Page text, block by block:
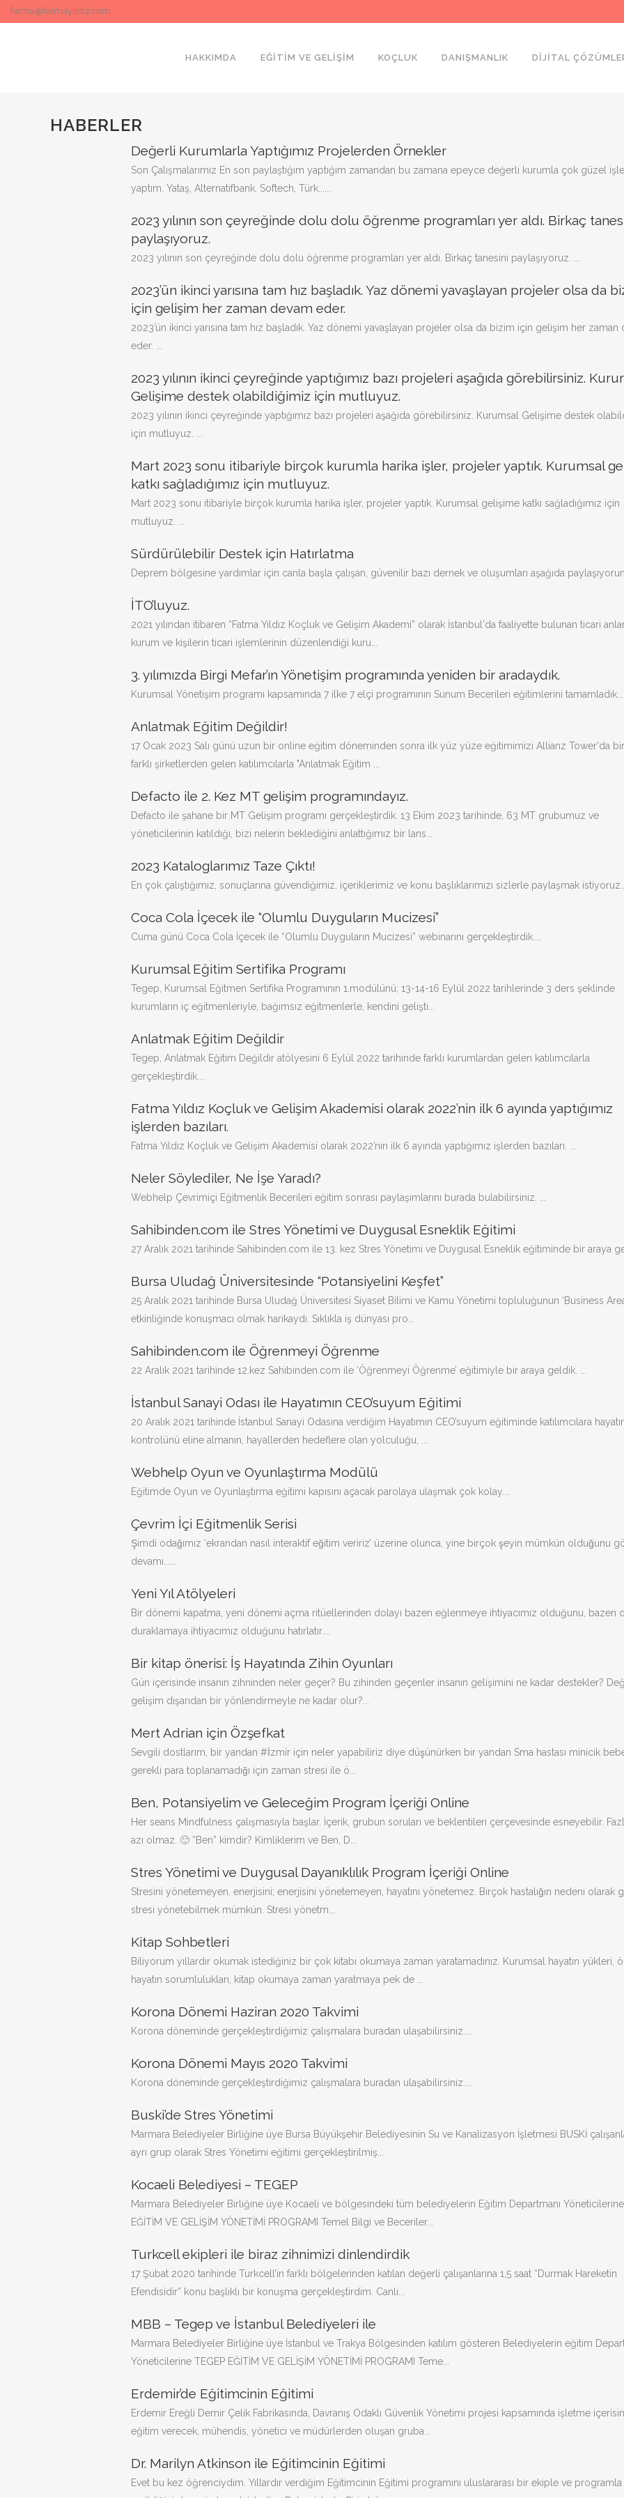
fatma@fatmayildiz.com
HAKKIMDA EĞITIM VE GELIŞIM KOÇLUK DANIŞMANLIK DIJITAL
HABERLER
Değerli Kurumlarla Yaptığımız Projelerden Örnekler
Son Çalışmalarımız En son paylaştığım yaptığım zamandan bu zamana epeyce değerli kurumla çok güzel
yaptım. Yataş, Alternatifbank, Softech, Türk......
2023 yılının son çeyreğinde dolu dolu öğrenme programları yer aldı. Birkaç
paylaşıyoruz.
2023 yılının son çeyreğinde dolu dolu öğrenme programları yer aldı. Birkaç tanesini paylaşıyoruz. ...
2023’ün ikinci yarısına tam hız başladık. Yaz dönemi yavaşlayan projeler olsa da
için gelişim her zaman devam eder.
2023’ün ikinci yarısına tam hız başladık. Yaz dönemi yavaşlayan projeler olsa da bizim için gelişim her zaman
eder. ...
2023 yılının ikinci çeyreğinde yaptığımız bazı projeleri aşağıda görebilirsiniz.
Gelişime destek olabildiğimiz için mutluyuz.
2023 yılının ikinci çeyreğinde yaptığımız bazı projeleri aşağıda görebilirsiniz. Kurumsal Gelişime destek
için mutluyuz. ...
Mart 2023 sonu itibariyle birçok kurumla harika işler, projeler yaptık. Kurumsal
katkı sağladığımız için mutluyuz.
Mart 2023 sonu itibariyle birçok kurumla harika işler, projeler yaptık. Kurumsal gelişime katkı sağladığımız için
mutluyuz. ...
Sürdürülebilir Destek için Hatırlatma
Deprem bölgesine yardımlar için canla başla çalışan, güvenilir bazı dernek ve oluşumları aşağıda
İTO’luyuz.
2021 yılından itibaren “Fatma Yıldız Koçluk ve Gelişim Akademi” olarak İstanbul'da faaliyette bulunan ticari
kurum ve kişilerin ticari işlemlerinin düzenlendiği kuru...
3. yılımızda Birgi Mefar’ın Yönetişim programında yeniden bir aradaydık.
Kurumsal Yönetişim programı kapsamında 7 ilke 7 elçi programının Sunum Becerileri eğitimlerini tamamladık....
Anlatmak Eğitim Değildir!
17 Ocak 2023 Salı günü uzun bir online eğitim döneminden sonra ilk yüz yüze eğitimimizi Allianz Tower'da
farklı şirketlerden gelen katılımcılarla "Anlatmak Eğitim ...
Defacto ile 2. Kez MT gelişim programındayız.
Defacto ile şahane bir MT Gelişim programı gerçekleştirdik. 13 Ekim 2023 tarihinde, 63 MT grubumuz ve
yöneticilerinin katıldığı, bizi nelerin beklediğini anlattığımız bir lans...
2023 Kataloglarımız Taze Çıktı!
En çok çalıştığımız, sonuçlarına güvendiğimiz, içeriklerimiz ve konu başlıklarımızı sizlerle paylaşmak istiyoruz....
Coca Cola İçecek ile “Olumlu Duyguların Mucizesi”
Cuma günü Coca Cola İçecek ile “Olumlu Duyguların Mucizesi” webinarını gerçekleştirdik....
Kurumsal Eğitim Sertifika Programı
Tegep, Kurumsal Eğitmen Sertifika Programının 1.modülünü; 13-14-16 Eylül 2022 tarihlerinde 3 ders şeklinde
kurumların iç eğitmenleriyle, bağımsız eğitmenlerle, kendini gelişti...
Anlatmak Eğitim Değildir
Tegep, Anlatmak Eğitim Değildir atölyesini 6 Eylül 2022 tarihinde farklı kurumlardan gelen katılımcılarla
gerçekleştirdik....
Fatma Yıldız Koçluk ve Gelişim Akademisi olarak 2022’nin ilk 6 ayında yaptığımız
işlerden bazıları.
Fatma Yıldız Koçluk ve Gelişim Akademisi olarak 2022’nin ilk 6 ayında yaptığımız işlerden bazıları. ...
Neler Söylediler, Ne İşe Yaradı?
Webhelp Çevrimiçi Eğitmenlik Becerileri eğitim sonrası paylaşımlarını burada bulabilirsiniz. ...
Sahibinden.com ile Stres Yönetimi ve Duygusal Esneklik Eğitimi
27 Aralık 2021 tarihinde Sahibinden.com ile 13. kez Stres Yönetimi ve Duygusal Esneklik eğitiminde bir araya
Bursa Uludağ Üniversitesinde “Potansiyelini Keşfet”
25 Aralık 2021 tarihinde Bursa Uludağ Üniversitesi Siyaset Bilimi ve Kamu Yönetimi topluluğunun ‘Business
etkinliğinde konuşmacı olmak harikaydı. Sıklıkla iş dünyası pro...
Sahibinden.com ile Öğrenmeyi Öğrenme
22 Aralık 2021 tarihinde 12.kez Sahibinden.com ile ‘Öğrenmeyi Öğrenme’ eğitimiyle bir araya geldik. ...
İstanbul Sanayi Odası ile Hayatımın CEO’suyum Eğitimi
20 Aralık 2021 tarihinde İstanbul Sanayi Odasına verdiğim Hayatımın CEO’suyum eğitiminde katılımcılara
kontrolünü eline almanın, hayallerden hedeflere olan yolculuğu, ...
Webhelp Oyun ve Oyunlaştırma Modülü
Eğitimde Oyun ve Oyunlaştırma eğitimi kapısını açacak parolaya ulaşmak çok kolay....
Çevrim İçi Eğitmenlik Serisi
Şimdi odağımız ‘ekrandan nasıl interaktif eğitim veririz’ üzerine olunca, yine birçok şeyin mümkün olduğunu
devamı......
Yeni Yıl Atölyeleri
Bir dönemi kapatma, yeni dönemi açma ritüellerinden dolayı bazen eğlenmeye ihtiyacımız olduğunu, bazen
duraklamaya ihtiyacımız olduğunu hatırlatır....
Bir kitap önerisi: İş Hayatında Zihin Oyunları
Gün içerisinde insanın zihninden neler geçer? Bu zihinden geçenler insanın gelişimini ne kadar destekler?
gelişim dışarıdan bir yönlendirmeyle ne kadar olur?...
Mert Adrian için Özşefkat
Sevgili dostlarım, bir yandan #İzmir için neler yapabiliriz diye düşünürken bir yandan Sma hastası minicik
gerekli para toplanamadığı için zaman stresi ile ö...
Ben, Potansiyelim ve Geleceğim Program İçeriği Online
Her seans Mindfulness çalışmasıyla başlar. İçerik, grubun soruları ve beklentileri çerçevesinde esneyebilir.
azı olmaz. 🙂 “Ben” kimdir? Kimliklerim ve Ben, D...
Stres Yönetimi ve Duygusal Dayanıklılık Program İçeriği Online
Stresini yönetemeyen, enerjisini; enerjisini yönetemeyen, hayatını yönetemez. Birçok hastalığın nedeni olarak
stresi yönetebilmek mümkün. Stresi yönetm...
Kitap Sohbetleri
Biliyorum yıllardır okumak istediğiniz bir çok kitabı okumaya zaman yaratamadınız. Kurumsal hayatın yükleri,
hayatın sorumlulukları, kitap okumaya zaman yaratmaya pek de ...
Korona Dönemi Haziran 2020 Takvimi
Korona döneminde gerçekleştirdiğimiz çalışmalara buradan ulaşabilirsiniz....
Korona Dönemi Mayıs 2020 Takvimi
Korona döneminde gerçekleştirdiğimiz çalışmalara buradan ulaşabilirsiniz....
Buski’de Stres Yönetimi
Marmara Belediyeler Birliğine üye Bursa Büyükşehir Belediyesinin Su ve Kanalizasyon İşletmesi BUSKİ
ayrı grup olarak Stres Yönetimi eğitimi gerçekleştirilmiş...
Kocaeli Belediyesi – TEGEP
Marmara Belediyeler Birliğine üye Kocaeli ve bölgesindeki tüm belediyelerin Eğitim Departmanı Yöneticilerine
EĞİTİM VE GELİŞİM YÖNETİMİ PROGRAMI Temel Bilgi ve Beceriler...
Turkcell ekipleri ile biraz zihnimizi dinlendirdik
17 Şubat 2020 tarihinde Turkcell’in farklı bölgelerinden katılan değerli çalışanlarına 1,5 saat “Durmak Hareketin
Efendisidir” konu başlıklı bir konuşma gerçekleştirdim. Canlı...
MBB – Tegep ve İstanbul Belediyeleri ile
Marmara Belediyeler Birliğine üye İstanbul ve Trakya Bölgesinden katılım gösteren Belediyelerin eğitim
Yöneticilerine TEGEP EĞİTİM VE GELİŞİM YÖNETİMİ PROGRAMI Teme...
Erdemir’de Eğitimcinin Eğitimi
Erdemir Ereğli Demir Çelik Fabrikasında, Davranış Odaklı Güvenlik Yönetimi projesi kapsamında işletme
eğitim verecek, mühendis, yönetici ve müdürlerden oluşan gruba...
Dr. Marilyn Atkinson ile Eğitimcinin Eğitimi
Evet bu kez öğrenciydim. Yıllardır verdiğim Eğitimcinin Eğitimi programını uluslararası bir ekiple ve programla